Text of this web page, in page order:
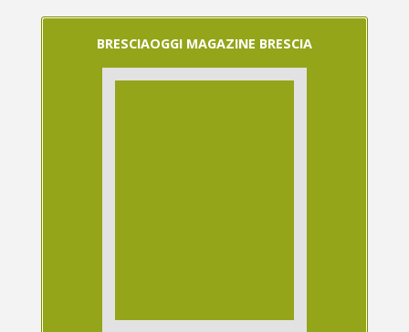
BRESCIAOGGI MAGAZINE BRESCIA